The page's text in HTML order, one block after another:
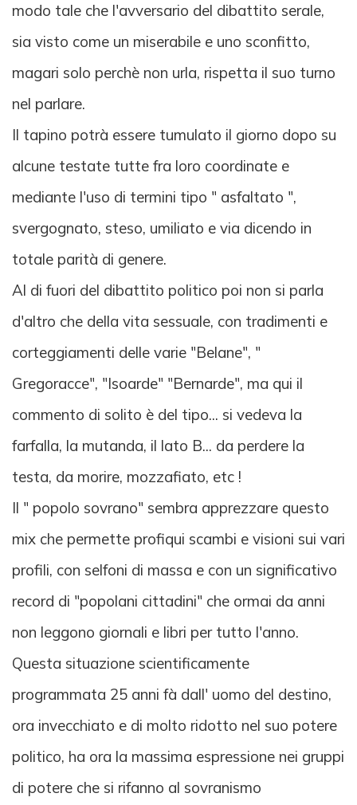
modo tale che l'avversario del dibattito serale,
sia visto come un miserabile e uno sconfitto,
magari solo perchè non urla, rispetta il suo turno
nel parlare.
Il tapino potrà essere tumulato il giorno dopo su
alcune testate tutte fra loro coordinate e
mediante l'uso di termini tipo " asfaltato ",
svergognato, steso, umiliato e via dicendo in
totale parità di genere.
Al di fuori del dibattito politico poi non si parla
d'altro che della vita sessuale, con tradimenti e
corteggiamenti delle varie "Belane", "
Gregoracce", "Isoarde" "Bernarde", ma qui il
commento di solito è del tipo... si vedeva la
farfalla, la mutanda, il lato B... da perdere la
testa, da morire, mozzafiato, etc !
Il " popolo sovrano" sembra apprezzare questo
mix che permette profiqui scambi e visioni sui vari
profili, con selfoni di massa e con un significativo
record di "popolani cittadini" che ormai da anni
non leggono giornali e libri per tutto l'anno.
Questa situazione scientificamente
programmata 25 anni fà dall' uomo del destino,
ora invecchiato e di molto ridotto nel suo potere
politico, ha ora la massima espressione nei gruppi
di potere che si rifanno al sovranismo